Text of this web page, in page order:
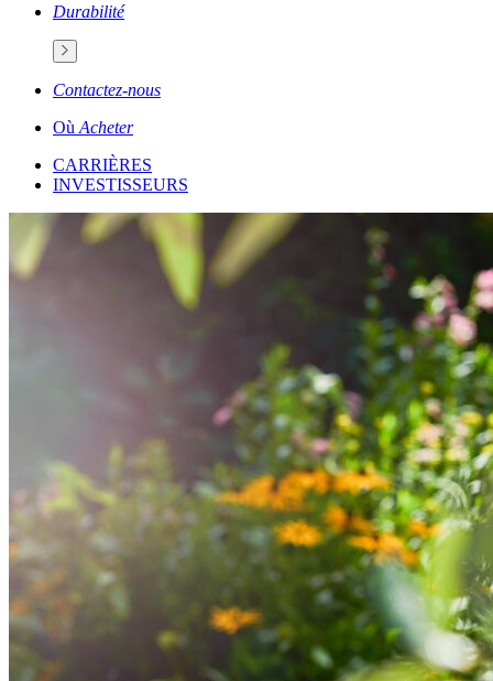
Durabilité
Contactez-nous
Où Acheter
CARRIÈRES
INVESTISSEURS